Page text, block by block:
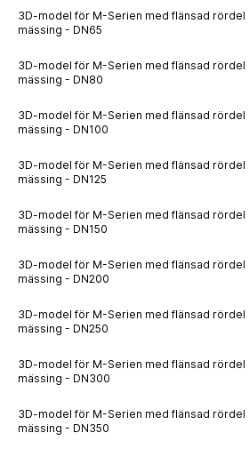
3D-model för M-Serien med flänsad rördel i
mässing - DN65
3D-model för M-Serien med flänsad rördel i
mässing - DN80
3D-model för M-Serien med flänsad rördel i
mässing - DN100
3D-model för M-Serien med flänsad rördel i
mässing - DN125
3D-model för M-Serien med flänsad rördel i
mässing - DN150
3D-model för M-Serien med flänsad rördel i
mässing - DN200
3D-model för M-Serien med flänsad rördel i
mässing - DN250
3D-model för M-Serien med flänsad rördel i
mässing - DN300
3D-model för M-Serien med flänsad rördel i
mässing - DN350